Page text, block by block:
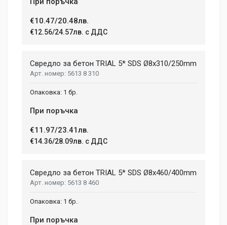
€10.47/20.48лв.
€12.56/24.57лв. с ДДС
Свредло за бетон TRIAL 5* SDS Ø8x310/250mm
5613 8 310
1 бр.
При поръчка
€11.97/23.41лв.
€14.36/28.09лв. с ДДС
Свредло за бетон TRIAL 5* SDS Ø8x460/400mm
5613 8 460
1 бр.
При поръчка